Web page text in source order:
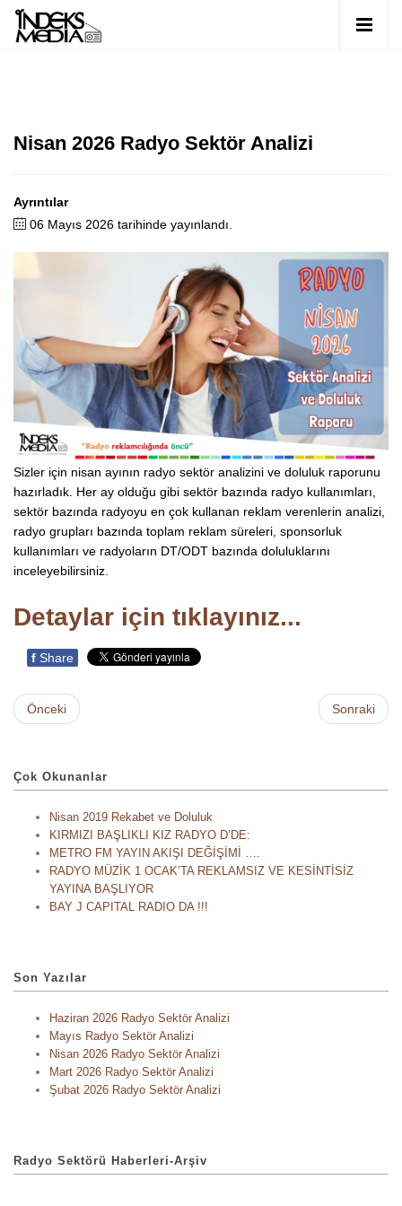
Nisan 2026 Radyo Sektör Analizi
Ayrıntılar
06 Mayıs 2026 tarihinde yayınlandı.
Sizler için nisan ayının radyo sektör analizini ve doluluk raporunu
hazırladık. Her ay olduğu gibi sektör bazında radyo kullanımları,
sektör bazında radyoyu en çok kullanan reklam verenlerin analizi,
radyo grupları bazında toplam reklam süreleri, sponsorluk
kullanımları ve radyoların DT/ODT bazında doluluklarını
inceleyebilirsiniz.
Detaylar için tıklayınız...
f Share
Önceki Sonraki
Çok Okunanlar
Nisan 2019 Rekabet ve Doluluk
KIRMIZI BAŞLIKLI KIZ RADYO D’DE:
METRO FM YAYIN AKIŞI DEĞİŞİMİ ….
RADYO MÜZİK 1 OCAK’TA REKLAMSIZ VE KESİNTİSİZ
YAYINA BAŞLIYOR
BAY J CAPITAL RADIO DA !!!
Son Yazılar
Haziran 2026 Radyo Sektör Analizi
Mayıs Radyo Sektör Analizi
Nisan 2026 Radyo Sektör Analizi
Mart 2026 Radyo Sektör Analizi
Şubat 2026 Radyo Sektör Analizi
Radyo Sektörü Haberleri-Arşiv